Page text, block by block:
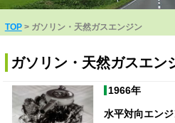
TOP ガソリン・天然ガスエンジン
ガソリン・天然ガスエン
1966年
水平対向エン